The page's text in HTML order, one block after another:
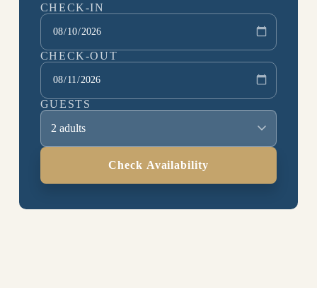
CHECK-IN
CHECK-OUT
GUESTS
2 adults
Check Availability